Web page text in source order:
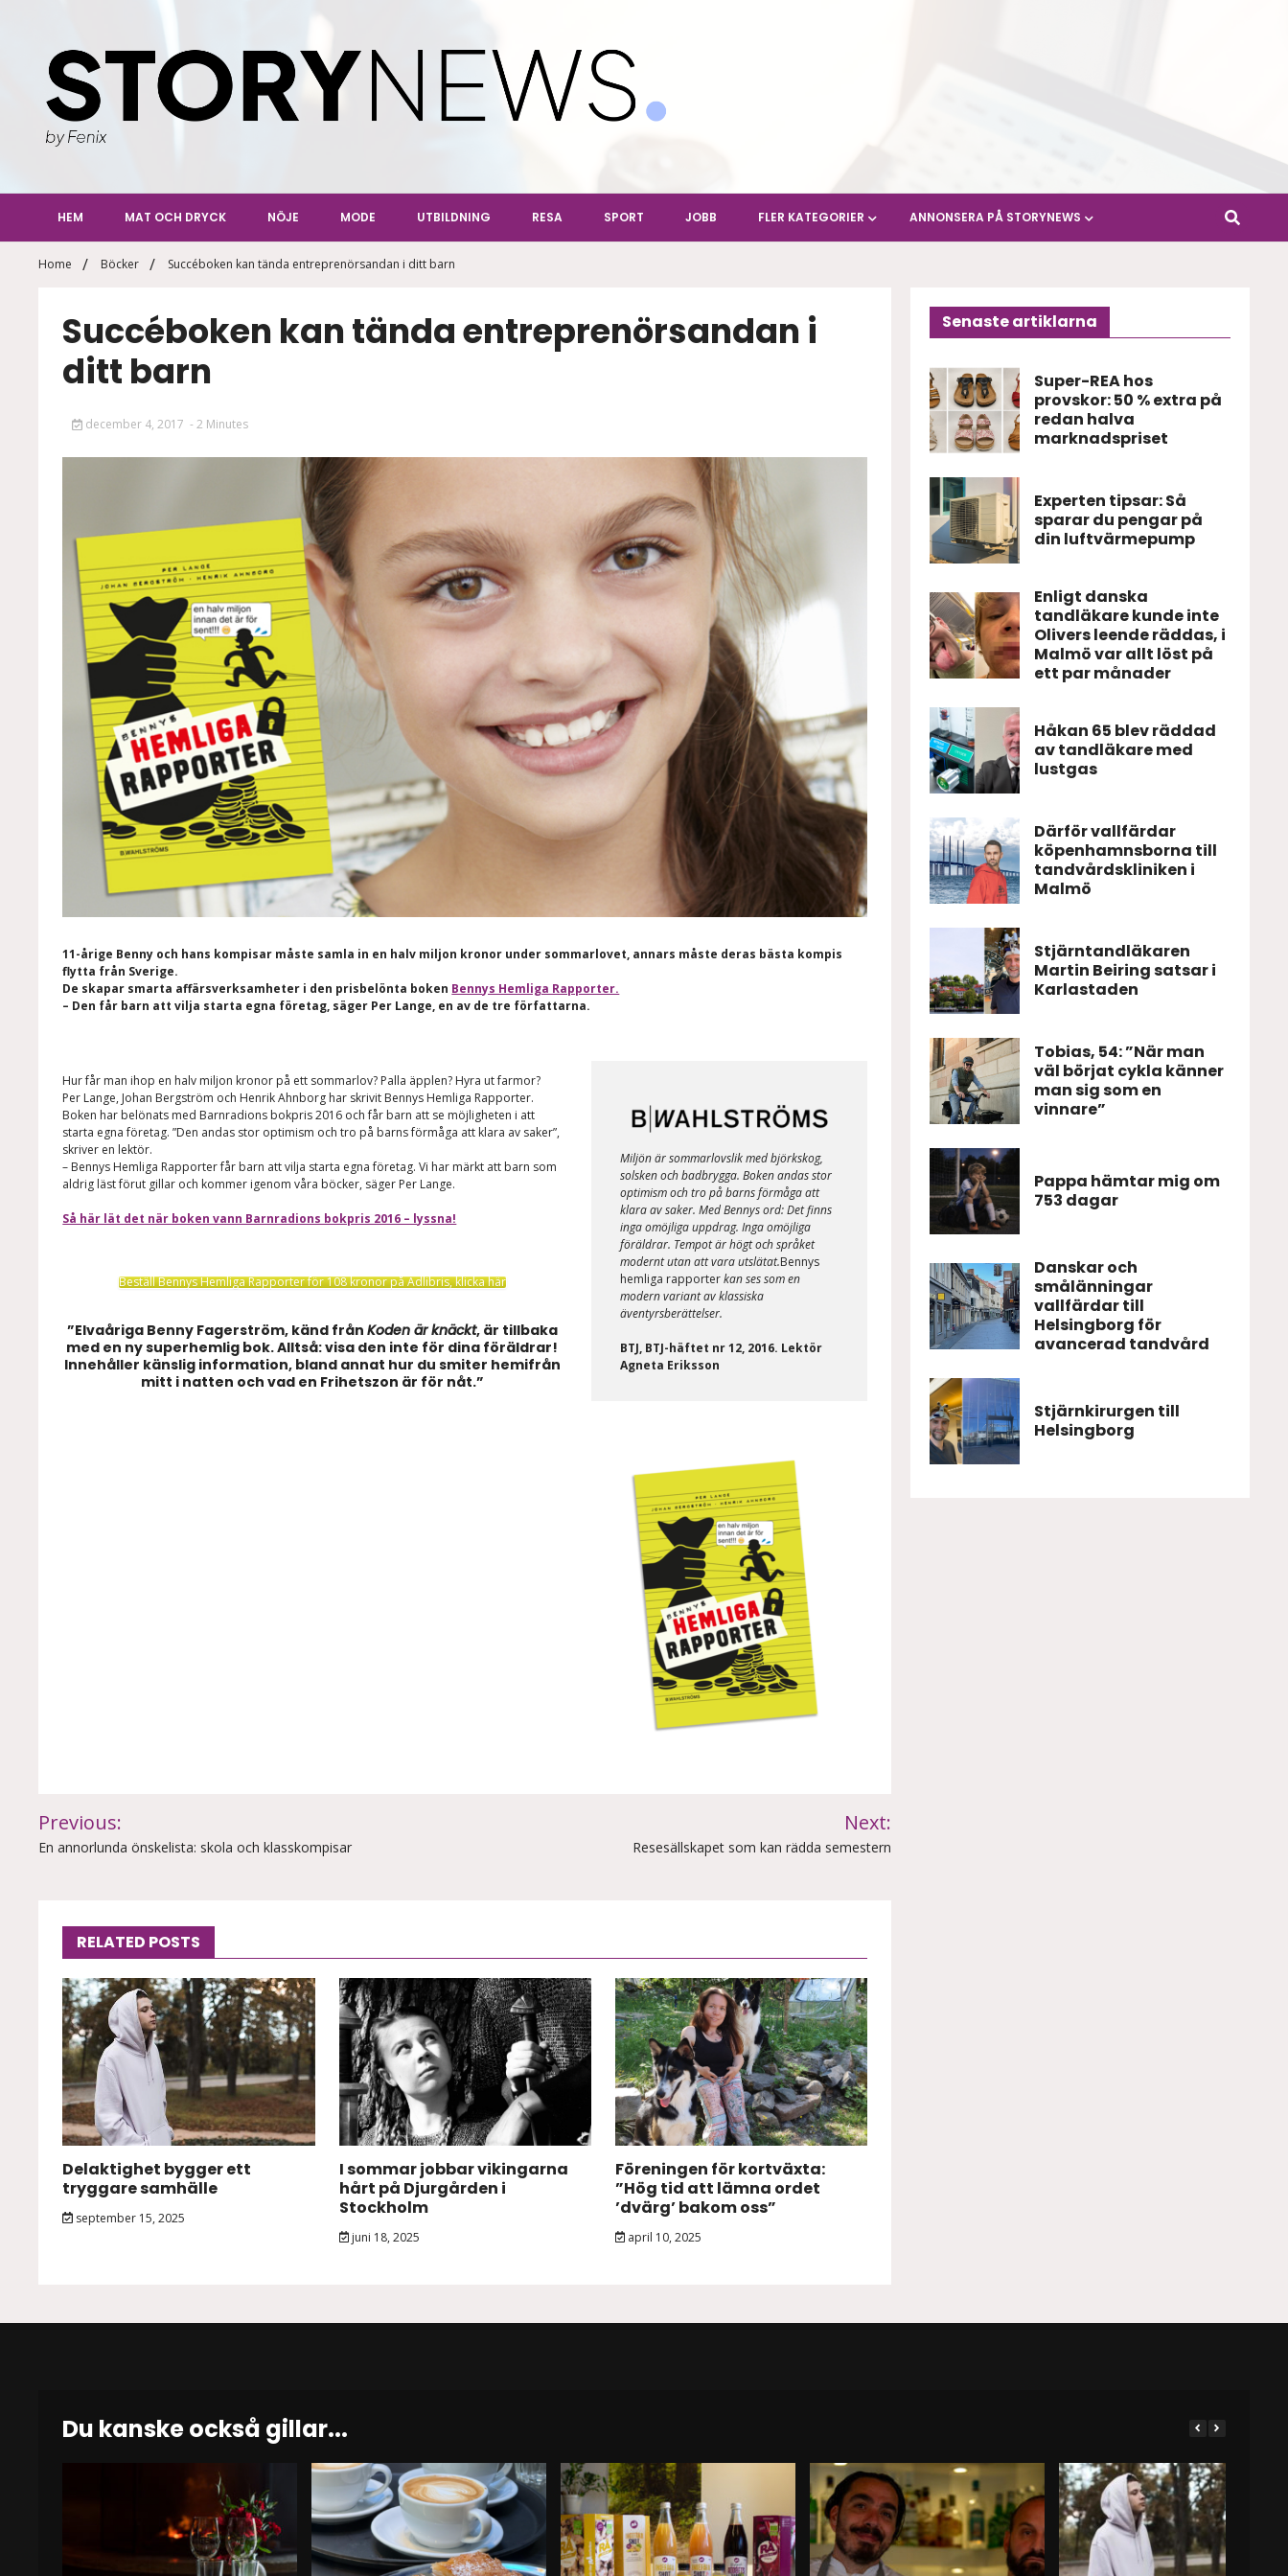
StoryNews
HEM MAT OCH DRYCK NÖJE MODE UTBILDNING RESA SPORT JOBB FLER KATEGORIER ANNONSERA PÅ STORYNEWS
Home Böcker Succéboken kan tända entreprenörsandan i ditt barn
Succéboken kan tända entreprenörsandan i
ditt barn
december 4, 2017 - 2 Minutes
11-årige Benny och hans kompisar måste samla in en halv miljon kronor under sommarlovet, annars måste deras bästa kompis
flytta från Sverige.
De skapar smarta affärsverksamheter i den prisbelönta boken Bennys Hemliga Rapporter.
– Den får barn att vilja starta egna företag, säger Per Lange, en av de tre författarna.
Hur får man ihop en halv miljon kronor på ett sommarlov? Palla äpplen? Hyra ut farmor?
Per Lange, Johan Bergström och Henrik Ahnborg har skrivit Bennys Hemliga Rapporter.
Boken har belönats med Barnradions bokpris 2016 och får barn att se möjligheten i att
starta egna företag. ”Den andas stor optimism och tro på barns förmåga att klara av saker”,
skriver en lektör.
– Bennys Hemliga Rapporter får barn att vilja starta egna företag. Vi har märkt att barn som
aldrig läst förut gillar och kommer igenom våra böcker, säger Per Lange.
Så här lät det när boken vann Barnradions bokpris 2016 – lyssna!
Beställ Bennys Hemliga Rapporter för 108 kronor på Adlibris, klicka här
”Elvaåriga Benny Fagerström, känd från Koden är knäckt, är tillbaka
med en ny superhemlig bok. Alltså: visa den inte för dina föräldrar!
Innehåller känslig information, bland annat hur du smiter hemifrån
mitt i natten och vad en Frihetszon är för nåt.”
Miljön är sommarlovslik med björkskog,
solsken och badbrygga. Boken andas stor
optimism och tro på barns förmåga att
klara av saker. Med Bennys ord: Det finns
inga omöjliga uppdrag. Inga omöjliga
föräldrar. Tempot är högt och språket
modernt utan att vara utslätat.Bennys
hemliga rapporterkan ses som en
modern variant av klassiska
äventyrsberättelser.
BTJ, BTJ-häftet nr 12, 2016. Lektör
Agneta Eriksson
Inläggsnavigering
Previous:
En annorlunda önskelista: skola och klasskompisar
Next:
Resesällskapet som kan rädda semestern
RELATED POSTS
Delaktighet bygger ett
tryggare samhälle
september 15, 2025
I sommar jobbar vikingarna
hårt på Djurgården i
Stockholm
juni 18, 2025
Föreningen för kortväxta:
”Hög tid att lämna ordet
’dvärg’ bakom oss”
april 10, 2025
Senaste artiklarna
Super-REA hos
provskor: 50 % extra på
redan halva
marknadspriset
Experten tipsar: Så
sparar du pengar på
din luftvärmepump
Enligt danska
tandläkare kunde inte
Olivers leende räddas, i
Malmö var allt löst på
ett par månader
Håkan 65 blev räddad
av tandläkare med
lustgas
Därför vallfärdar
köpenhamnsborna till
tandvårdskliniken i
Malmö
Stjärntandläkaren
Martin Beiring satsar i
Karlastaden
Tobias, 54: ”När man
väl börjat cykla känner
man sig som en
vinnare”
Pappa hämtar mig om
753 dagar
Danskar och
smålänningar
vallfärdar till
Helsingborg för
avancerad tandvård
Stjärnkirurgen till
Helsingborg
Du kanske också gillar...